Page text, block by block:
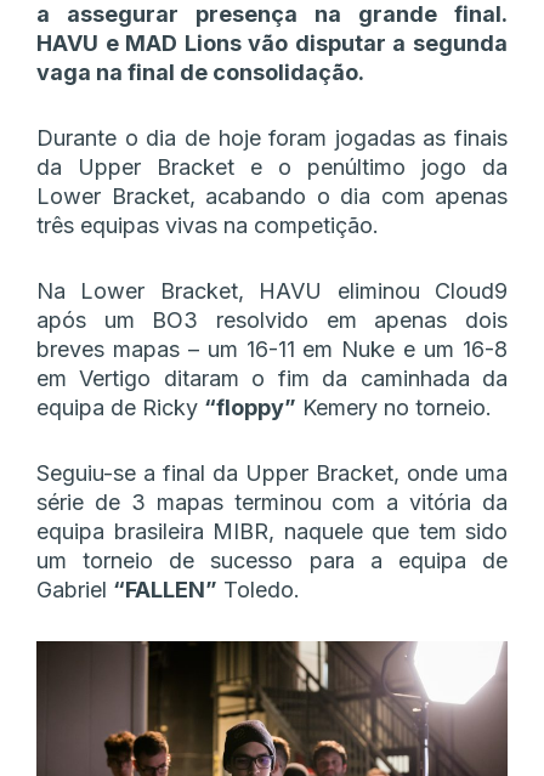
a assegurar presença na grande final.
HAVU e MAD Lions vão disputar a segunda
vaga na final de consolidação.
Durante o dia de hoje foram jogadas as finais
da Upper Bracket e o penúltimo jogo da
Lower Bracket, acabando o dia com apenas
três equipas vivas na competição.
Na Lower Bracket, HAVU eliminou Cloud9
após um BO3 resolvido em apenas dois
breves mapas – um 16-11 em Nuke e um 16-8
em Vertigo ditaram o fim da caminhada da
equipa de Ricky “floppy” Kemery no torneio.
Seguiu-se a final da Upper Bracket, onde uma
série de 3 mapas terminou com a vitória da
equipa brasileira MIBR, naquele que tem sido
um torneio de sucesso para a equipa de
Gabriel “FALLEN” Toledo.